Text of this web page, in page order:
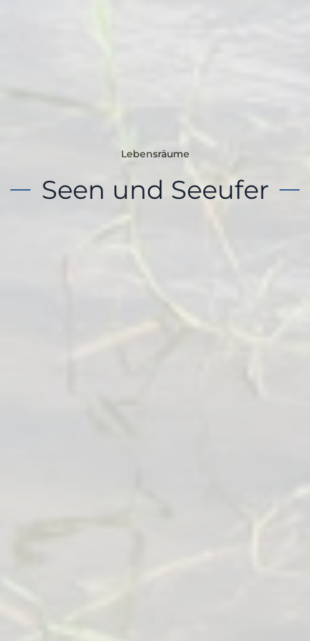
Lebensräume
Seen und Seeufer